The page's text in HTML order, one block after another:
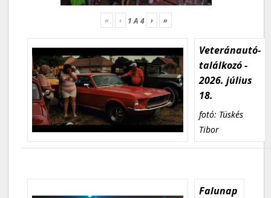
« ‹ 1A 4 › »
Veteránautó-
találkozó -
2026. július
18.
fotó: Tüskés
Tibor
Falunap